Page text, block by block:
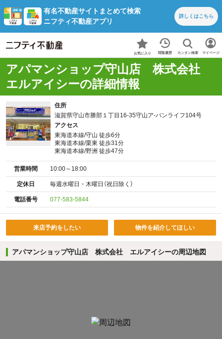
有名不動産サイトまとめて検索
ニフティ不動産アプリ
詳しくはこちら
お気に入り 閲覧履歴 カンタン検索 マイページ
アパマンショップ守山店 株式会社
エルアイシーの詳細情報
住所
滋賀県守山市勝部１丁目16-35守山ア-バンライフ104号
アクセス
東海道本線/守山 徒歩6分
東海道本線/栗東 徒歩31分
東海道本線/野洲 徒歩47分
営業時間 10:00～18:00
定休日 毎週水曜日・木曜日（祝日除く）
電話番号 077-583-5844
来店予約をしたい 物件を紹介してほしい
アパマンショップ守山店 株式会社 エルアイシーの周辺地図